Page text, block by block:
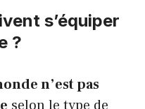
s’équiper
?
n’est pas